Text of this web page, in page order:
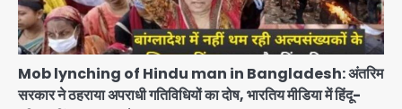
Mob lynching of Hindu man in Bangladesh: अंतरिम
सरकार ने ठहराया अपराधी गतिविधियों का दोष, भारतिय मीडिया में हिंदू-